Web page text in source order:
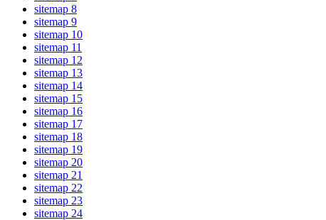
sitemap 8
sitemap 9
sitemap 10
sitemap 11
sitemap 12
sitemap 13
sitemap 14
sitemap 15
sitemap 16
sitemap 17
sitemap 18
sitemap 19
sitemap 20
sitemap 21
sitemap 22
sitemap 23
sitemap 24